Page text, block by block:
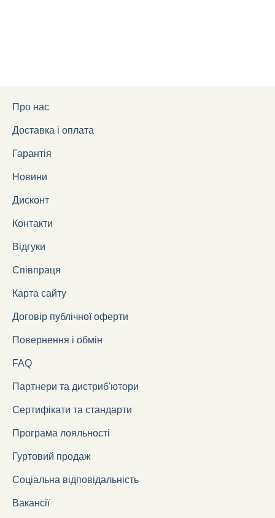
Про нас
Доставка і оплата
Гарантія
Новини
Дисконт
Контакти
Відгуки
Співпраця
Карта сайту
Договір публічної оферти
Повернення і обмін
FAQ
Партнери та дистриб'ютори
Сертифікати та стандарти
Програма лояльності
Гуртовий продаж
Соціальна відповідальність
Вакансії